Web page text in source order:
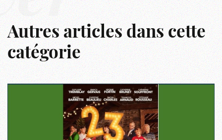
Autres articles dans cette
catégorie